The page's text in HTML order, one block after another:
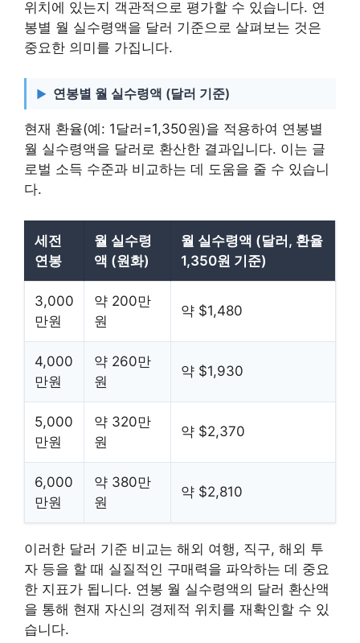
위치에 있는지 객관적으로 평가할 수 있습니다. 연
봉별 월 실수령액을 달러 기준으로 살펴보는 것은
중요한 의미를 가집니다.
연봉별 월 실수령액 (달러 기준)
현재 환율(예: 1달러=1,350원)을 적용하여 연봉별
월 실수령액을 달러로 환산한 결과입니다. 이는 글
로벌 소득 수준과 비교하는 데 도움을 줄 수 있습니
다.
세전
연봉
월 실수령
액 (원화)
월 실수령액 (달러, 환율
1,350원 기준)
3,000
만원
약 200만
원
약 $1,480
4,000
만원
약 260만
원
약 $1,930
5,000
만원
약 320만
원
약 $2,370
6,000
만원
약 380만
원
약 $2,810
이러한 달러 기준 비교는 해외 여행, 직구, 해외 투
자 등을 할 때 실질적인 구매력을 파악하는 데 중요
한 지표가 됩니다. 연봉 월 실수령액의 달러 환산액
을 통해 현재 자신의 경제적 위치를 재확인할 수 있
습니다.